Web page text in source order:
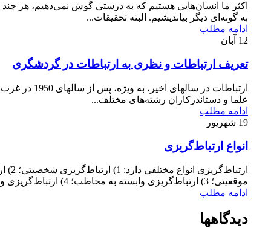
اکثر ما انسان‌هایی هستیم که به درستی گوش نمی‌دهیم، هر
به گونه‌ای دیگر بیاندیشیم. البته تحقیقات...
ادامه مطلب
12 آبان
تعریف ارتباطات و نظری به ارتباطات در گردشگری
ارتباطات در سالهای
علما و دستاندرکاران رشته‌های مختلف...
ادامه مطلب
19 شهریور
انواع ارتباط‌‌گریزی
موقعیتی؛ 3) ارتباط‌گریزی وابسته به مخاطب؛ 4) ارتباط‌گریزی وضعیتی، که در...
ادامه مطلب
دیدگاهها